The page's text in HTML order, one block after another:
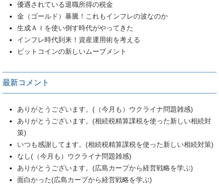
優遇されている退職所得の税金
金（ゴールド）暴騰！これもインフレの波なのか
生成ＡＩを使い倒す時代がやってきた
インフレ時代到来！資産運用術を考える
ビットコインの新しいムーブメント
最新コメント
ありがとうございます。(（今月も）ウクライナ問題雑感)
ありがとうございます。(相続税精算課税を使った新しい相続対
策)
いつも感謝してます。(相続税精算課税を使った新しい相続対策)
なし(（今月も）ウクライナ問題雑感)
ありがとうございます。(広島カープから経営戦略を学ぶ)
面白かった(広島カープから経営戦略を学ぶ)